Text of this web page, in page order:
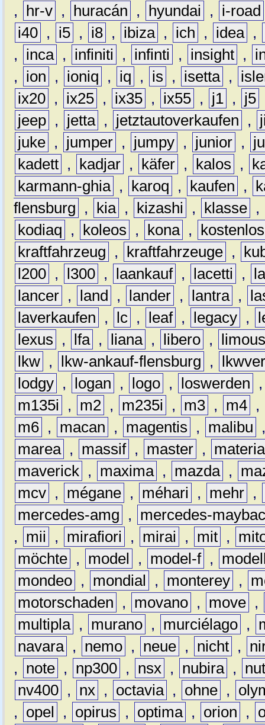
,
hr-v , huracán , hyundai ,
i-road
i40 , i5 , i8 , ibiza , ich , idea ,
,
inca , infiniti , infinti , insight ,
,
ion , ioniq , iq , is , isetta ,
ix20 , ix25 , ix35 , ix55 , j1 , j5
jeep , jetta , jetztautoverkaufen ,
juke , jumper , jumpy , junior ,
kadett , kadjar , käfer , kalos ,
karmann-ghia , karoq , kaufen ,
flensburg
, kia , kizashi , klasse ,
kodiaq
, koleos , kona ,
kostenlos
kraftfahrzeug
, kraftfahrzeuge ,
l200 , l300 , laankauf , lacetti ,
lancer , land , lander , lantra ,
laverkaufen
, lc , leaf , legacy ,
lexus
, lfa , liana , libero ,
lkw , lkw-ankauf-flensburg ,
lodgy , logan , logo , loswerden
m135i
, m2 , m235i , m3 , m4 ,
m6 , macan , magentis , malibu
marea , massif , master ,
materia
maverick , maxima , mazda ,
mcv , mégane , méhari , mehr ,
mercedes-amg
,
mercedes-
,
mii , mirafiori , mirai , mit ,
möchte , model , model-f ,
mondeo , mondial , monterey ,
motorschaden
, movano , move ,
multipla , murano , murciélago ,
navara , nemo , neue , nicht ,
,
note , np300 , nsx , nubira ,
nv400 , nx , octavia , ohne ,
,
opel , opirus , optima , orion ,